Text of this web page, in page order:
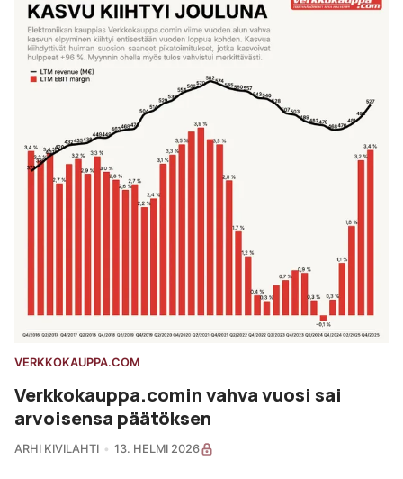
VERKKOKAUPPA.COM
Verkkokauppa.comin vahva vuosi sai
arvoisensa päätöksen
ARHI KIVILAHTI 13. HELMI 2026